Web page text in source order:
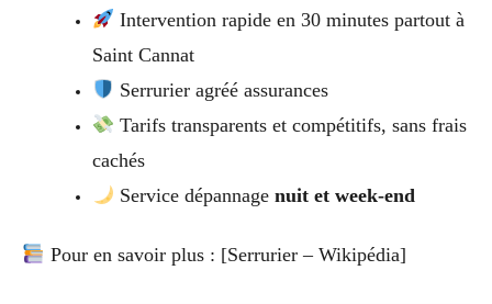
Intervention rapide en 30 minutes partout à
Saint Cannat
Serrurier agréé assurances
Tarifs transparents et compétitifs, sans frais
cachés
Service dépannagenuit et week-end
Pour en savoir plus : [Serrurier – Wikipédia]